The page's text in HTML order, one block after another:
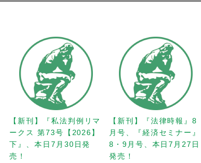
【新刊】『私法判例リマ
ークス 第73号【2026】
下』、本日7月30日発
売！
【新刊】『法律時報』8
月号、『経済セミナー』
8・9月号、本日7月27日
発売！